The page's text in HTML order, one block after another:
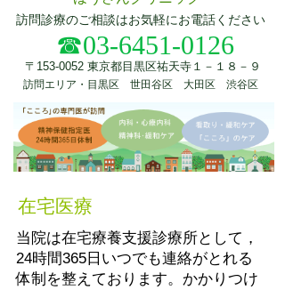
訪問診療のご相談はお気軽にお電話ください
☎03-6451-0126
〒153-0052 東京都目黒区祐天寺１－１８－９
訪問エリア・目黒区 世田谷区 大田区 渋谷区
​在宅医療
当院は在宅療養支援診療所として，
24時間365日いつでも連絡がとれる
体制を整えております。かかりつけ